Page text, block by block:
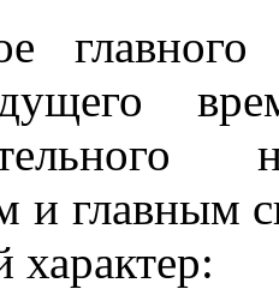
и главным
характер: